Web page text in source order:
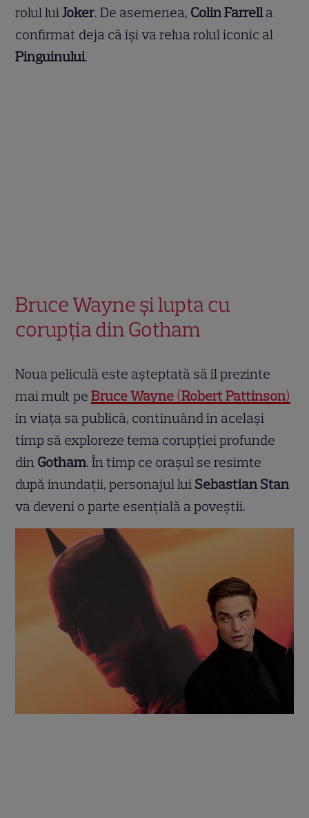
rolul luiJoker. De asemenea, Colin Farrella
confirmat deja că își va relua rolul iconic al
Pinguinului.
Bruce Wayne și lupta cu
corupția din Gotham
Noua peliculă este așteptată să îl prezinte
mai mult peBruce Wayne (Robert Pattinson)
în viața sa publică, continuând în același
timp să exploreze tema corupției profunde
din Gotham. În timp ce orașul se resimte
după inundații, personajul lui Sebastian Stan
va deveni o parte esențială a poveștii.